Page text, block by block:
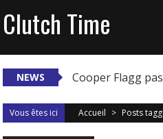
Clutch Time
NEWS Cooper Flagg
Vous êtes ici Accueil > Posts